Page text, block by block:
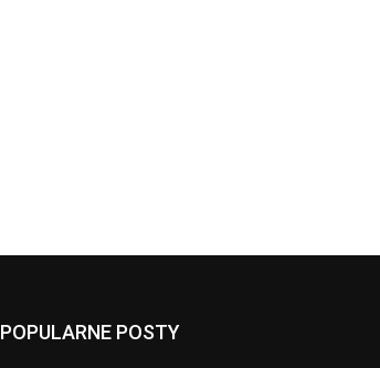
POPULARNE POSTY